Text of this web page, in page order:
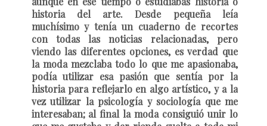
historia del arte. Desde pequeña leía
muchísimo y tenía un cuaderno de recortes
con todas las noticias relacionadas, pero
viendo las diferentes opciones, es verdad que
la moda mezclaba todo lo que me apasionaba,
podía utilizar esa pasión que sentía por la
historia para reflejarlo en algo artístico, y a la
vez utilizar la psicología y sociología que me
interesaban; al final la moda consiguió unir lo